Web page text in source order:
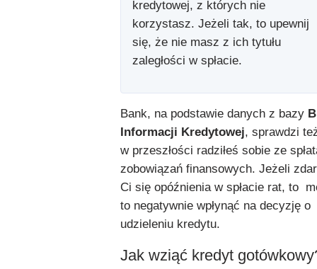
kredytowej, z których nie
korzystasz. Jeżeli tak, to upewnij
się, że nie masz z ich tytułu
zaległości w spłacie.
Bank, na podstawie danych z bazy
Informacji Kredytowej, sprawdzi
w przeszłości radziłeś sobie ze
zobowiązań finansowych. Jeżeli
Ci się opóźnienia w spłacie rat, to
to negatywnie wpłynąć na decyzję o
udzieleniu kredytu.
Jak wziąć kredyt